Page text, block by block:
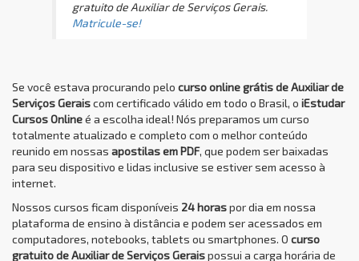
gratuito de Auxiliar de Serviços Gerais.
Matricule-se!
Se você estava procurando pelo curso online grátis de Auxiliar de
Serviços Geraiscom certificado válido em todo o Brasil, o iEstudar
Cursos Onlineé a escolha ideal! Nós preparamos um curso
totalmente atualizado e completo com o melhor conteúdo
reunido em nossas apostilas em PDF, que podem ser baixadas
para seu dispositivo e lidas inclusive se estiver sem acesso à
internet.
Nossos cursos ficam disponíveis 24 horaspor dia em nossa
plataforma de ensino à distância e podem ser acessados em
computadores, notebooks, tablets ou smartphones. O curso
gratuito de Auxiliar de Serviços Geraispossui a carga horária de